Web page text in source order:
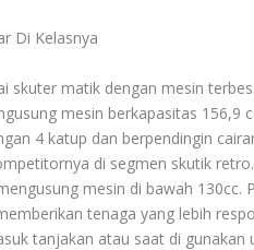
Di Kelasnya
skuter matik dengan mesin
mesin berkapasitas 156,9
4 katup dan berpendingin
di segmen skutik
mesin di bawah
tenaga yang lebih
tanjakan atau saat di